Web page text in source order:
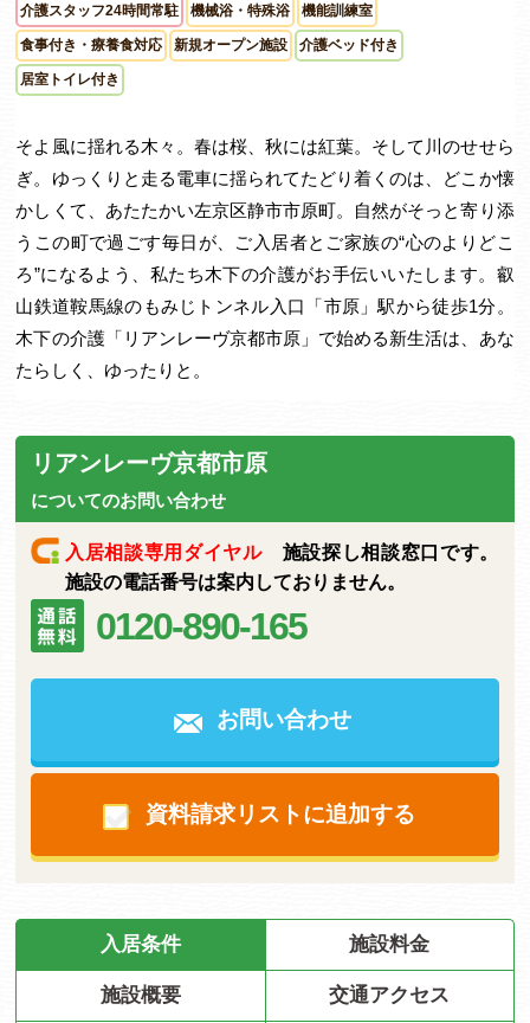
介護スタッフ24時間常駐 機械浴・特殊浴 機能訓練室
食事付き・療養食対応 新規オープン施設 介護ベッド付き
居室トイレ付き
そよ風に揺れる木々。春は桜、秋には紅葉。そして川のせせら
ぎ。ゆっくりと走る電車に揺られてたどり着くのは、どこか懐
かしくて、あたたかい左京区静市市原町。自然がそっと寄り添
うこの町で過ごす毎日が、ご入居者とご家族の“心のよりどこ
ろ”になるよう、私たち木下の介護がお手伝いいたします。叡
山鉄道鞍馬線のもみじトンネル入口「市原」駅から徒歩1分。
木下の介護「リアンレーヴ京都市原」で始める新生活は、あな
たらしく、ゆったりと。
リアンレーヴ京都市原
についてのお問い合わせ
入居相談専用ダイヤル施設探し相談窓口です。
施設の電話番号は案内しておりません。
0120-890-165
お問い合わせ
資料請求リストに追加する
入居条件 施設料金
施設概要 交通アクセス